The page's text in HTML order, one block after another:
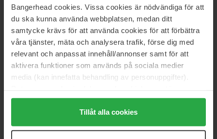
Bangerhead cookies. Vissa cookies är nödvändiga för att
du ska kunna använda webbplatsen, medan ditt
samtycke krävs för att använda cookies för att förbättra
våra tjänster, mäta och analysera trafik, förse dig med
relevant och anpassat innehåll/annonser samt för att
aktivera funktioner som används på sociala medier
media (kan innefatta behandling av personuppgifter).
Genom att trycka på "Tillåt alla cookies" accepterar du
alla cookies, medan du under "Detaljer" kan anpassa
användningen av cookies. Du kan när som helst återkalla
Tillåt alla cookies
UUTISKIRJEOLE ENSIMMÄISTEN JOUKOSSA
Haluatko parhaat kauneusuutiset suoraan sähköpostiisi? Saat
uusimmat trendit, vinkit ja eksklusiiviset tarjoukset!